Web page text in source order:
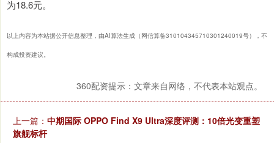
为18.6元。
以上内容为本站据公开信息整理，由AI算法生成（网信算备310104345710301240019号），不
构成投资建议。
360配资提示：文章来自网络，不代表本站观点。
上一篇： 中期国际 OPPO Find X9 Ultra深度评测：10倍光变重塑
旗舰标杆